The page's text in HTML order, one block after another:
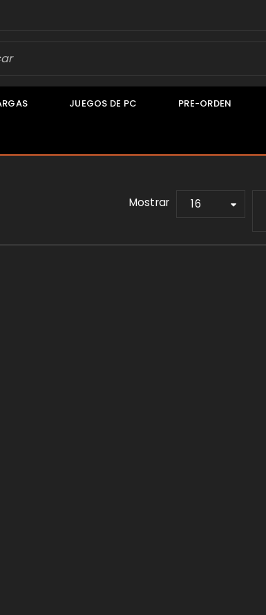
JUEGOS DE PC PRE-ORDEN
Mostrar 16